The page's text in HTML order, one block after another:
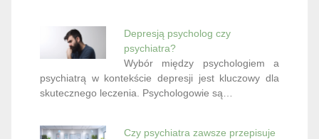
Depresją psycholog czy
psychiatra?
Wybór między psychologiem a
psychiatrą w kontekście depresji jest kluczowy dla
skutecznego leczenia. Psychologowie są…
Czy psychiatra zawsze przepisuje